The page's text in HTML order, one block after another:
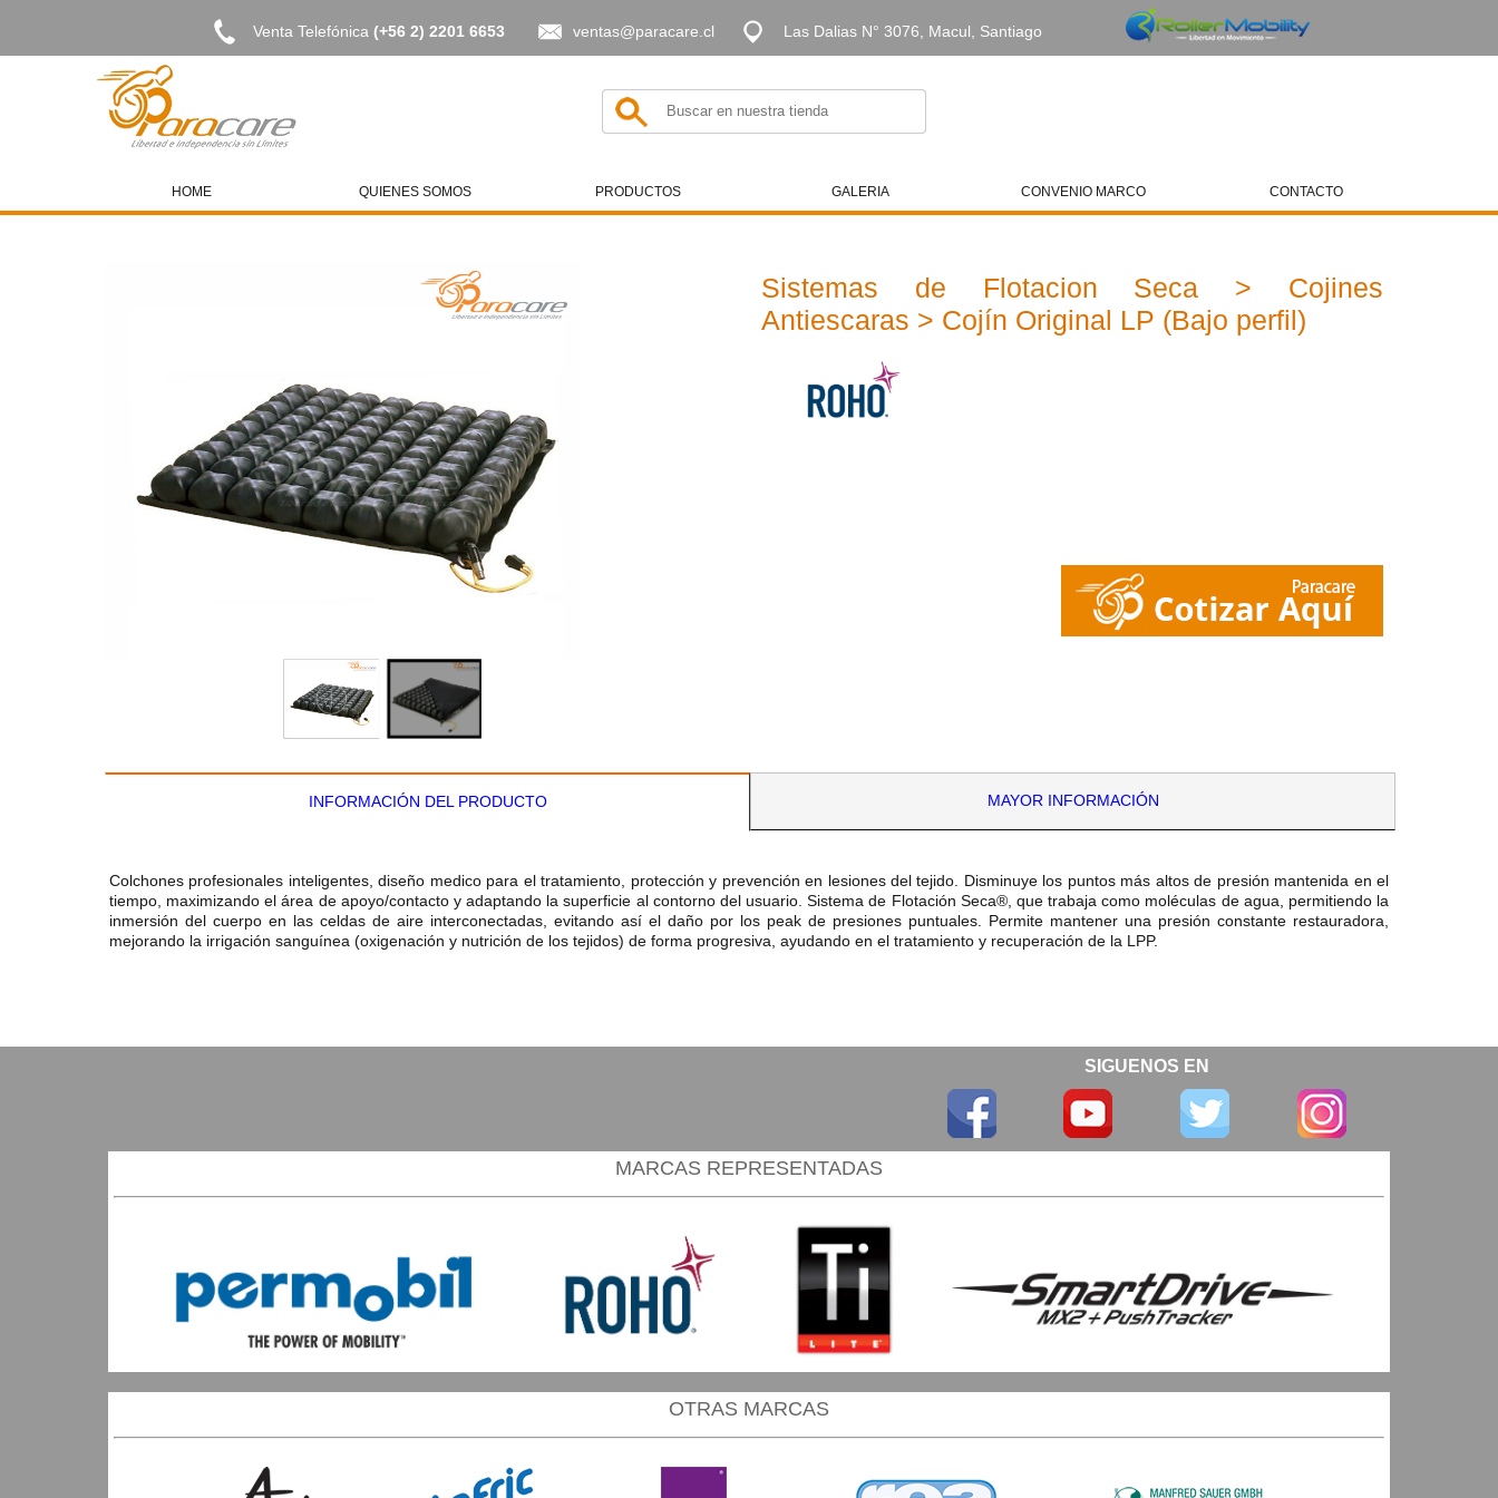
Venta Telefónica(+56 2) 2201 6653 ventas@paracare.cl Las Dalias N° 3076, Macul, Santiago
HOME QUIENES SOMOS PRODUCTOS GALERIA CONVENIO MARCO CONTACTO
Sistemas de Flotacion Seca > Cojines
Antiescaras > Cojí­n Original LP (Bajo perfi­l)
INFORMACIÓN DEL PRODUCTO MAYOR INFORMACIÓN
Colchones profesionales inteligentes, diseño medico para el tratamiento, protección y prevención en lesiones del tejido. Disminuye los puntos más altos de presión mantenida en el
tiempo, maximizando el área de apoyo/contacto y adaptando la superficie al contorno del usuario. Sistema de Flotación Seca®, que trabaja como moléculas de agua, permitiendo la
inmersión del cuerpo en las celdas de aire interconectadas, evitando así el daño por los peak de presiones puntuales. Permite mantener una presión constante restauradora,
mejorando la irrigación sanguínea (oxigenación y nutrición de los tejidos) de forma progresiva, ayudando en el tratamiento y recuperación de la LPP.
SIGUENOS EN
MARCAS REPRESENTADAS
OTRAS MARCAS